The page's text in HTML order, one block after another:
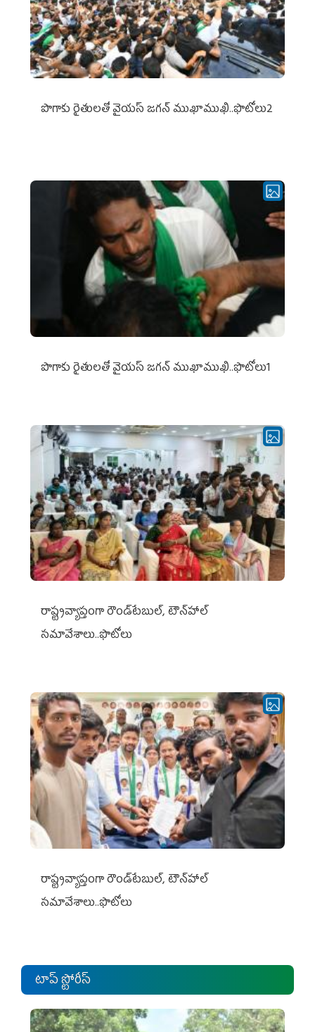
పొగాకు రైతుల‌తో వైయ‌స్ జ‌గ‌న్ ముఖాముఖి..ఫొటోలు2
పొగాకు రైతుల‌తో వైయ‌స్ జ‌గ‌న్ ముఖాముఖి..ఫొటోలు1
రాష్ట్రవ్యాప్తంగా రౌండ్‌టేబుల్‌, టౌన్‌హాల్‌
సమావేశాలు..ఫొటోలు
రాష్ట్రవ్యాప్తంగా రౌండ్‌టేబుల్‌, టౌన్‌హాల్‌
సమావేశాలు..ఫొటోలు
టాప్ స్టోరీస్